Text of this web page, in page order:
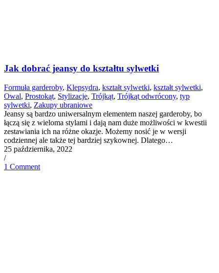
Jak dobrać jeansy do kształtu sylwetki
Formuła garderoby, Klepsydra, kształt sylwetki, kształt sylwetki,
Owal, Prostokąt, Stylizacje, Trójkąt, Trójkąt odwrócony, typ
sylwetki, Zakupy ubraniowe
Jeansy są bardzo uniwersalnym elementem naszej garderoby, bo
łączą się z wieloma stylami i dają nam duże możliwości w kwestii
zestawiania ich na różne okazje. Możemy nosić je w wersji
codziennej ale także tej bardziej szykownej. Dlatego…
25 października, 2022
/
1 Comment